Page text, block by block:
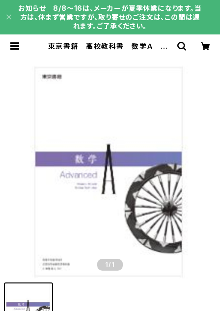
お知らせ 8/8～16は、メーカーが夏季休業になります。当
方は、休まず営業ですが、取り寄せのご注文は、この間は遅
れます。ご了承ください。
東京書籍 高校教科書 数学Ａ Ad
7637 | 育之書店（いくのしょてん）
1 /1